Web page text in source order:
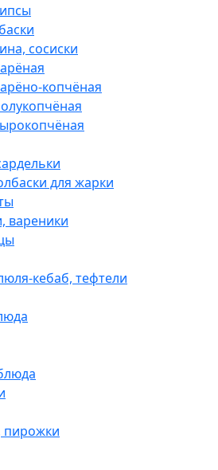
сосиски
копчёная
для жарки
вареники
кебаб, тефтели
пирожки